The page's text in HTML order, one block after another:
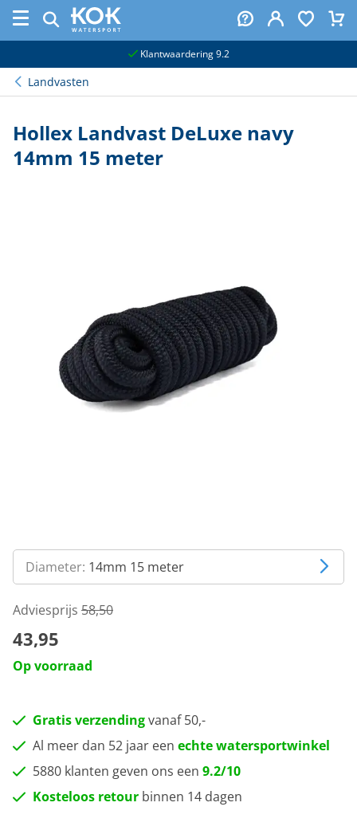
Klantwaardering 9.2
Landvasten
Hollex Landvast DeLuxe navy
14mm 15 meter
Diameter: 14mm 15 meter
Adviesprijs 58,50
43,95
Op voorraad
Gratis verzendingvanaf 50,-
Al meer dan 52 jaar een echte watersportwinkel
5880 klanten geven ons een 9.2/10
Kosteloos retour binnen 14 dagen